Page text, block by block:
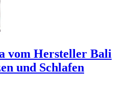
vom Hersteller Bali
und Schlafen